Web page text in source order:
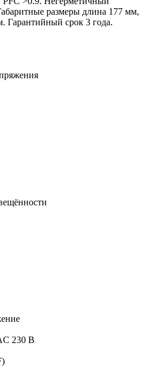
размеры длина 177 мм,
Гарантийный срок 3 года.
230 В